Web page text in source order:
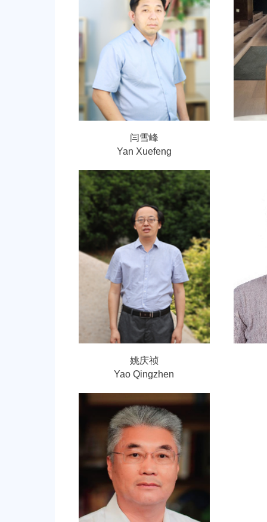
闫雪峰
Yan Xuefeng
姚庆祯
Yao Qingzhen